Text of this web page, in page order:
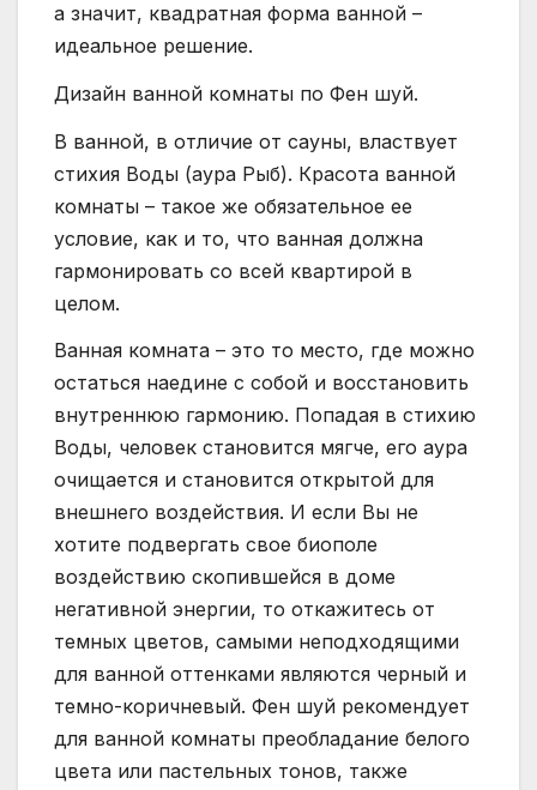
а значит, квадратная форма ванной –
идеальное решение.
Дизайн ванной комнаты по Фен шуй.
В ванной, в отличие от сауны, властвует
стихия Воды (аура Рыб). Красота ванной
комнаты – такое же обязательное ее
условие, как и то, что ванная должна
гармонировать со всей квартирой в
целом.
Ванная комната – это то место, где можно
остаться наедине с собой и восстановить
внутреннюю гармонию. Попадая в стихию
Воды, человек становится мягче, его аура
очищается и становится открытой для
внешнего воздействия. И если Вы не
хотите подвергать свое биополе
воздействию скопившейся в доме
негативной энергии, то откажитесь от
темных цветов, самыми неподходящими
для ванной оттенками являются черный и
темно-коричневый. Фен шуй рекомендует
для ванной комнаты преобладание белого
цвета или пастельных тонов, также